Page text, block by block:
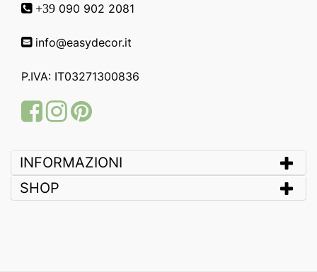
+39 090 902 2081
info@easydecor.it
P.IVA: IT03271300836
FacebookInstagram
Pinterest
INFORMAZIONI
SHOP